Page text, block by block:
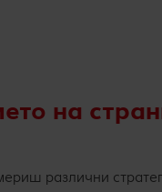
на
различни